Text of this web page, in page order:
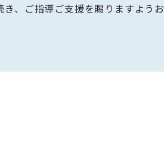
、ご指導ご支援を賜りますようお